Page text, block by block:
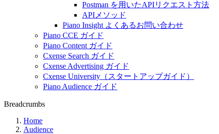
Postman を用いたAPIリクエスト方法
APIメソッド
Piano Insight よくあるお問い合わせ
Piano CCE ガイド
Piano Content ガイド
Cxense Search ガイド
Cxense Advertising ガイド
Cxense University（スタートアップガイド）
Piano Audience ガイド
Breadcrumbs
Home
Audience